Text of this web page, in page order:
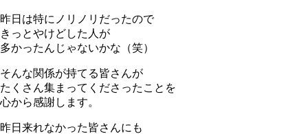
昨日は特にノリノリだったので
きっとやけどした人が
多かったんじゃないかな（笑）
そんな関係が持てる皆さんが
たくさん集まってくださったことを
心から感謝します。
昨日来れなかった皆さんにも